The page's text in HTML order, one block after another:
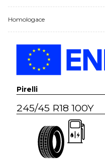
Homologace
Pirelli
245/45 R18 100Y